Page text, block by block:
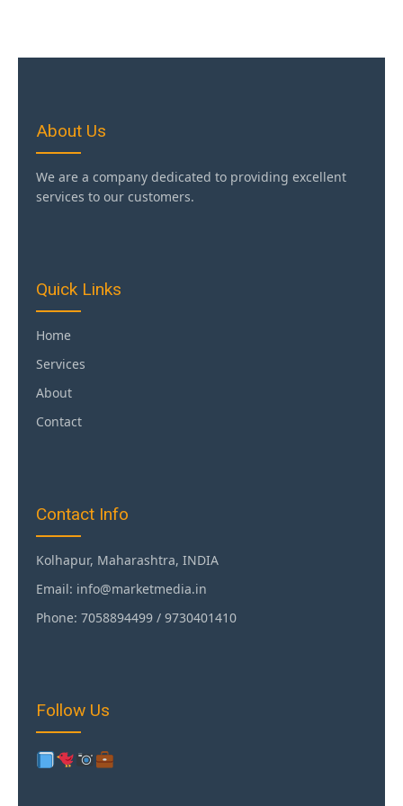
About Us
We are a company dedicated to providing excellent
services to our customers.
Quick Links
Home
Services
About
Contact
Contact Info
Kolhapur, Maharashtra, INDIA
Email: info@marketmedia.in
Phone: 7058894499 / 9730401410
Follow Us